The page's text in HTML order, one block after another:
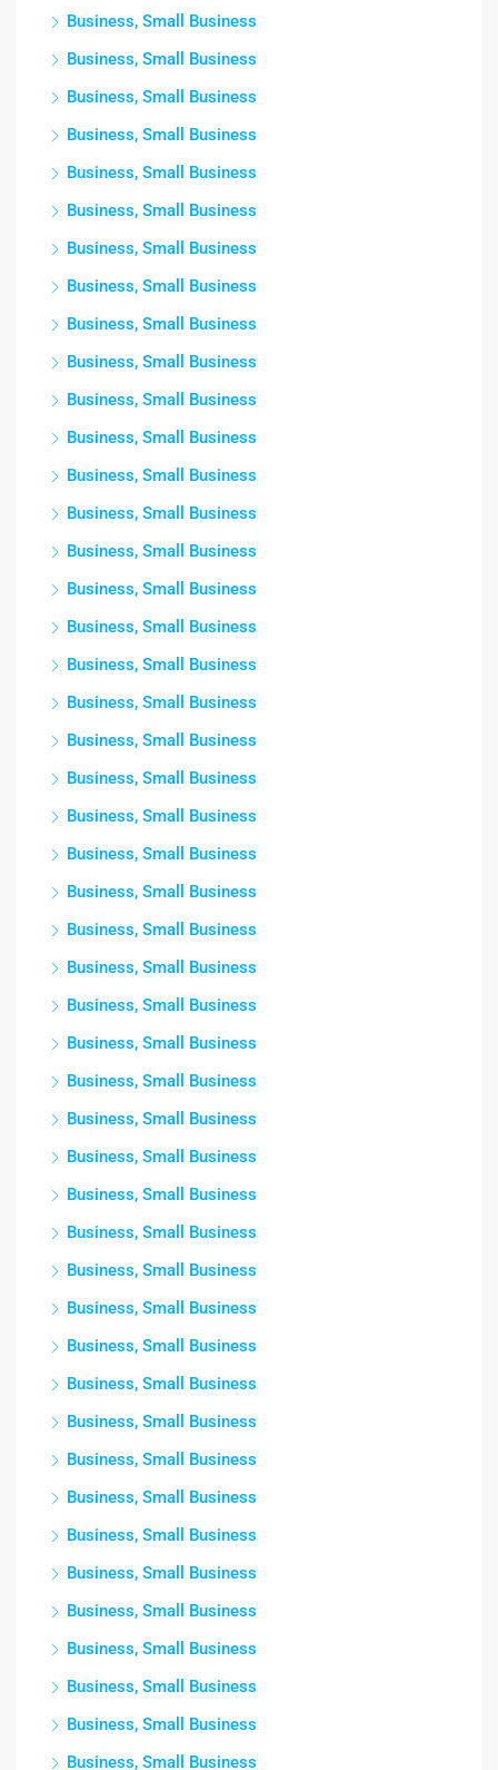
Business, Small Business
Business, Small Business
Business, Small Business
Business, Small Business
Business, Small Business
Business, Small Business
Business, Small Business
Business, Small Business
Business, Small Business
Business, Small Business
Business, Small Business
Business, Small Business
Business, Small Business
Business, Small Business
Business, Small Business
Business, Small Business
Business, Small Business
Business, Small Business
Business, Small Business
Business, Small Business
Business, Small Business
Business, Small Business
Business, Small Business
Business, Small Business
Business, Small Business
Business, Small Business
Business, Small Business
Business, Small Business
Business, Small Business
Business, Small Business
Business, Small Business
Business, Small Business
Business, Small Business
Business, Small Business
Business, Small Business
Business, Small Business
Business, Small Business
Business, Small Business
Business, Small Business
Business, Small Business
Business, Small Business
Business, Small Business
Business, Small Business
Business, Small Business
Business, Small Business
Business, Small Business
Business, Small Business